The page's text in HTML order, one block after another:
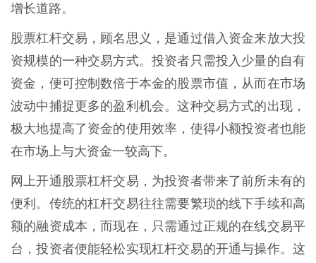
增长道路。
股票杠杆交易，顾名思义，是通过借入资金来放大投
资规模的一种交易方式。投资者只需投入少量的自有
资金，便可控制数倍于本金的股票市值，从而在市场
波动中捕捉更多的盈利机会。这种交易方式的出现，
极大地提高了资金的使用效率，使得小额投资者也能
在市场上与大资金一较高下。
网上开通股票杠杆交易，为投资者带来了前所未有的
便利。传统的杠杆交易往往需要繁琐的线下手续和高
额的融资成本，而现在，只需通过正规的在线交易平
台，投资者便能轻松实现杠杆交易的开通与操作。这